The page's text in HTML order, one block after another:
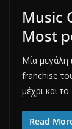
Music
Most
Μία μεγάλη
franchise
μέχρι και
Read